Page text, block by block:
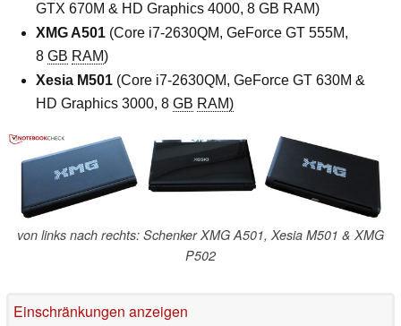
GTX 670M & HD Graphics 4000, 8 GB RAM)
XMG A501 (Core i7-2630QM, GeForce GT 555M,
8 GB RAM)
Xesia M501 (Core i7-2630QM, GeForce GT 630M &
HD Graphics 3000, 8 GB RAM)
von links nach rechts: Schenker XMG A501, Xesia M501 & XMG
P502
Einschränkungen anzeigen